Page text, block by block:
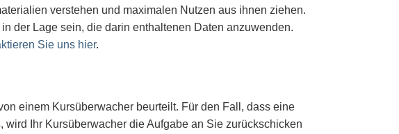
verstehen und maximalen Nutzen aus ihnen ziehen.
der Lage sein, die darin enthaltenen Daten anzuwenden.
Sie uns hier.
einem Kursüberwacher beurteilt. Für den Fall, dass eine
wird Ihr Kursüberwacher die Aufgabe an Sie zurückschicken